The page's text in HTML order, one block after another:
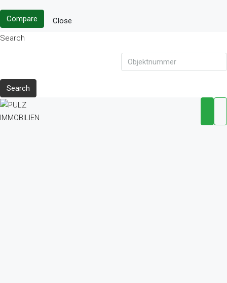
Compare
Close
Search
Search